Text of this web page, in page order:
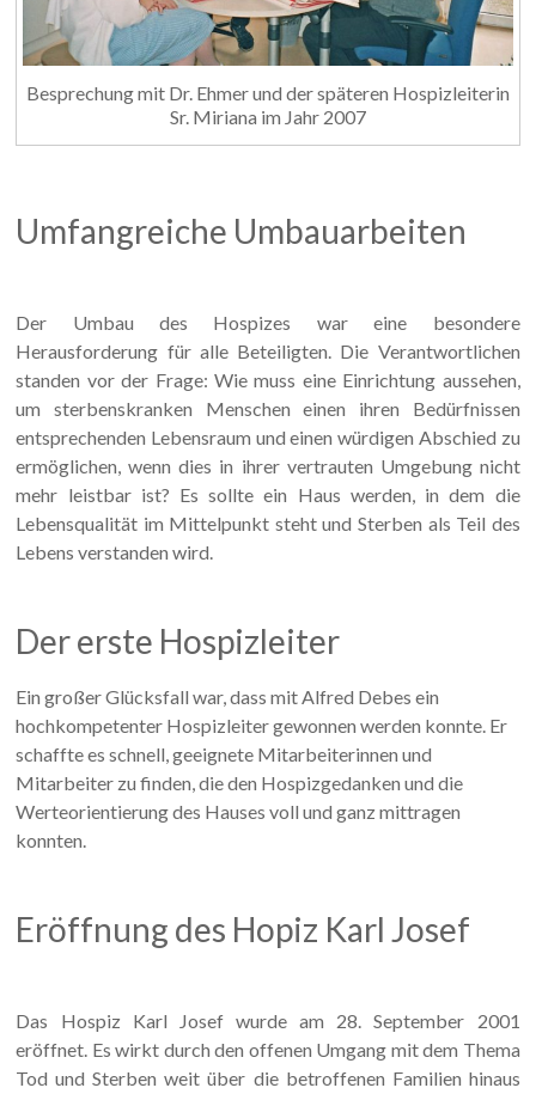
Besprechung mit Dr. Ehmer und der späteren Hospizleiterin
Sr. Miriana im Jahr 2007
Umfangreiche Umbauarbeiten
Der Umbau des Hospizes war eine besondere
Herausforderung für alle Beteiligten. Die Verantwortlichen
standen vor der Frage: Wie muss eine Einrichtung aussehen,
um sterbenskranken Menschen einen ihren Bedürfnissen
entsprechenden Lebensraum und einen würdigen Abschied zu
ermöglichen, wenn dies in ihrer vertrauten Umgebung nicht
mehr leistbar ist? Es sollte ein Haus werden, in dem die
Lebensqualität im Mittelpunkt steht und Sterben als Teil des
Lebens verstanden wird.
Der erste Hospizleiter
Ein großer Glücksfall war, dass mit Alfred Debes ein
hochkompetenter Hospizleiter gewonnen werden konnte. Er
schaffte es schnell, geeignete Mitarbeiterinnen und
Mitarbeiter zu finden, die den Hospizgedanken und die
Werteorientierung des Hauses voll und ganz mittragen
konnten.
Eröffnung des Hopiz Karl Josef
Das Hospiz Karl Josef wurde am 28. September 2001
eröffnet. Es wirkt durch den offenen Umgang mit dem Thema
Tod und Sterben weit über die betroffenen Familien hinaus